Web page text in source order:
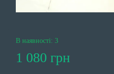
В наявності: 3
1 080 грн